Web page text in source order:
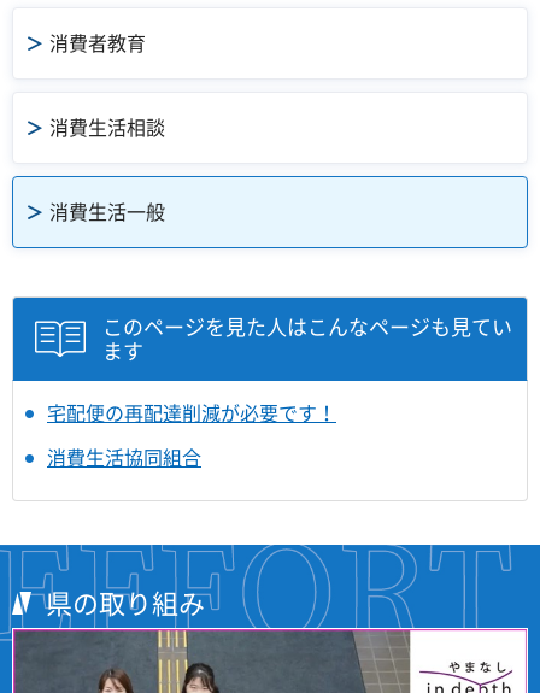
消費者教育
消費生活相談
消費生活一般
このページを見た人はこんなページも見てい
ます
宅配便の再配達削減が必要です！
消費生活協同組合
県の取り組み